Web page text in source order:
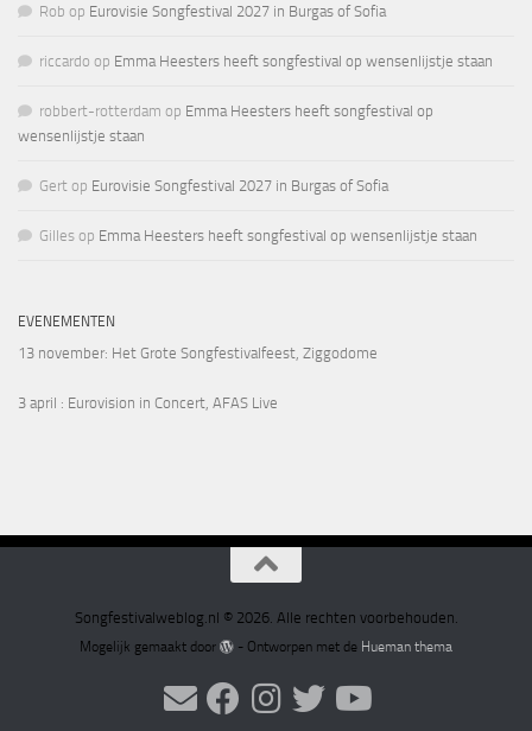
Rob op Eurovisie Songfestival 2027 in Burgas of Sofia
riccardo op Emma Heesters heeft songfestival op wensenlijstje staan
robbert-rotterdam op Emma Heesters heeft songfestival op
wensenlijstje staan
Gert op Eurovisie Songfestival 2027 in Burgas of Sofia
Gilles op Emma Heesters heeft songfestival op wensenlijstje staan
EVENEMENTEN
13 november: Het Grote Songfestivalfeest, Ziggodome
3 april : Eurovision in Concert, AFAS Live
Songfestivalweblog.nl © 2026. Alle rechten voorbehouden.
Mogelijk gemaakt door - Ontworpen met de Hueman thema